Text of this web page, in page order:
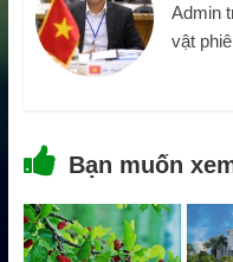
Admin
vật
Bạn muốn